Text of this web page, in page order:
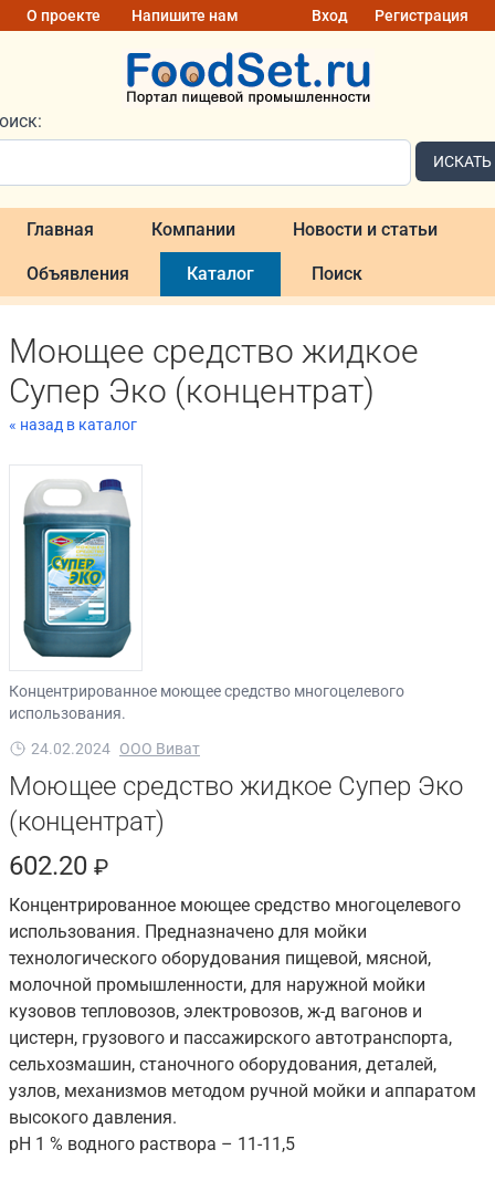
О проекте Напишите нам Вход Регистрация
ИСКАТЬ
Главная Компании Новости и статьи
Объявления Каталог Поиск
Моющее средство жидкое
Супер Эко (концентрат)
« назад в каталог
Концентрированное моющее средство многоцелевого
использования.
24.02.2024 ООО Виват
Моющее средство жидкое Супер Эко
(концентрат)
602.20 ₽
Концентрированное моющее средство многоцелевого
использования. Предназначено для мойки
технологического оборудования пищевой, мясной,
молочной промышленности, для наружной мойки
кузовов тепловозов, электровозов, ж-д вагонов и
цистерн, грузового и пассажирского автотранспорта,
сельхозмашин, станочного оборудования, деталей,
узлов, механизмов методом ручной мойки и аппаратом
высокого давления.
рН 1 % водного раствора – 11-11,5